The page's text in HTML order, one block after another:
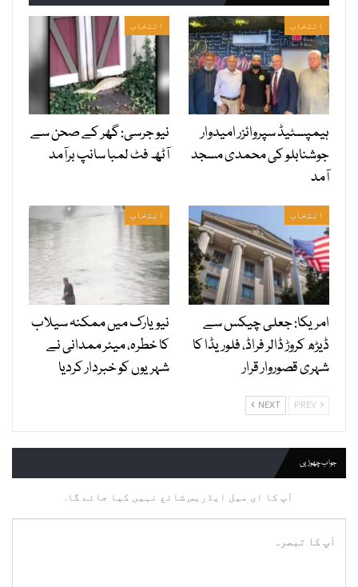
انتخاب
ہیمپسٹیڈ سپروائزر امیدوار
جوشنابلو کی محمدی مسجد
آمد
انتخاب
نیو جرسی: گھر کے صحن سے
آٹھ فٹ لمبا سانپ برآمد
انتخاب
امریکا: جعلی چیکس سے
ڈیڑھ کروڑ ڈالر فراڈ، فلوریڈا کا
شہری قصوروار قرار
انتخاب
نیویارک میں ممکنہ سیلاب
کا خطرہ، میئر ممدانی نے
شہریوں کو خبردار کردیا
NEXT
جواب چھوڑیں
آپ کا ای میل ایڈریس شائع نہیں کیا جائے گا.